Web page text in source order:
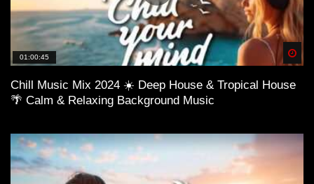
01:00:45
Chill Music Mix 2024 ☀️ Deep House & Tropical House
🌴 Calm & Relaxing Background Music